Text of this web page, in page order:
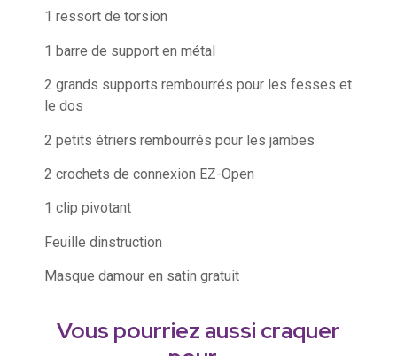
1 ressort de torsion
1 barre de support en métal
2 grands supports rembourrés pour les fesses et
le dos
2 petits étriers rembourrés pour les jambes
2 crochets de connexion EZ-Open
1 clip pivotant
Feuille dinstruction
Masque damour en satin gratuit
Vous pourriez aussi craquer